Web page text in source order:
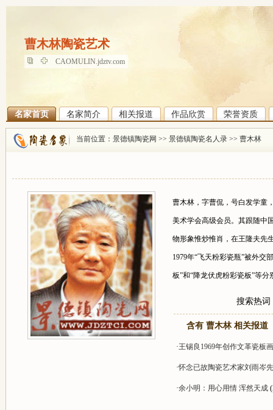
曹木林陶瓷艺术
曹木林陶瓷艺术
CAOMULIN.jdztv.com
名家首页 名家简介 相关报道 作品欣赏 荣誉资质
当前位置： 景德镇陶瓷网 >> 景德镇陶瓷名人录 >> 曹木林
曹木林，字曹侃，号白发学童
美术学会高级会员。其跟随中
物形象惟炒惟肖，在王隆夫先
1979年“飞天粉彩瓷瓶”被外交
板”和“降龙伏虎粉彩瓷板”等
搜索热词
含有 曹木林 相关报道
·王锡良1969年创作文革瓷板
·怀念已故陶瓷艺术家刘雨岑
·余小明：用心用情 浑然天成